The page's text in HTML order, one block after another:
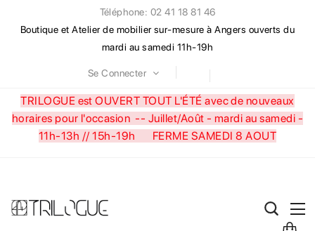
Téléphone: 02 41 18 81 46
Boutique et Atelier de mobilier sur-mesure à Angers ouverts du
mardi au samedi 11h-19h
Se Connecter
TRILOGUE est OUVERT TOUT L'ÉTÉ avec de nouveaux
horaires pour l'occasion -- Juillet/Août - mardi au samedi -
11h-13h // 15h-19h FERME SAMEDI 8 AOUT